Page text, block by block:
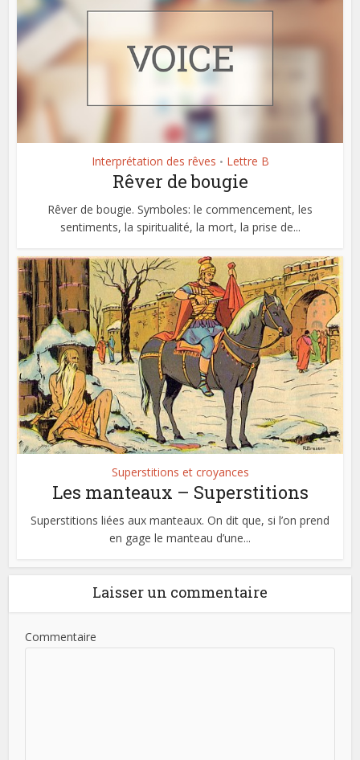
Interprétation des rêves • Lettre B
Rêver de bougie
Rêver de bougie. Symboles: le commencement, les
sentiments, la spiritualité, la mort, la prise de...
Superstitions et croyances
Les manteaux – Superstitions
Superstitions liées aux manteaux. On dit que, si l’on prend
en gage le manteau d’une...
Laisser un commentaire
Commentaire